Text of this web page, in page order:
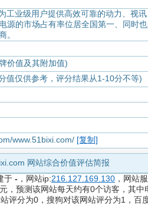
工业级用户提供高效可靠的动力、视
源的市场占有率位居全国第一、同时
。
价值及其附加值)
值仅供参考，评分结果从1-10分不等)
www.51bixi.com/ [复制]
网站综合价值评估简报
于 - ，网站ip:216.127.169.130 ，网站
，预测该网站每天约有0个访客，其中
评分为0，搜狗对该网站评分为1，百